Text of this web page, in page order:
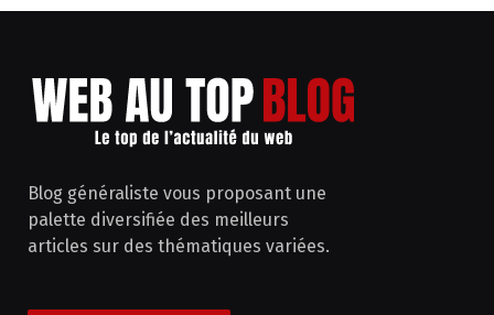
Blog généraliste vous proposant une
palette diversifiée des meilleurs
articles sur des thématiques variées.